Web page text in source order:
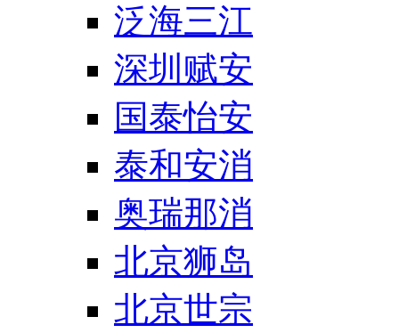
泛海三江
深圳赋安
国泰怡安
泰和安消
奥瑞那消
北京狮岛
北京世宗